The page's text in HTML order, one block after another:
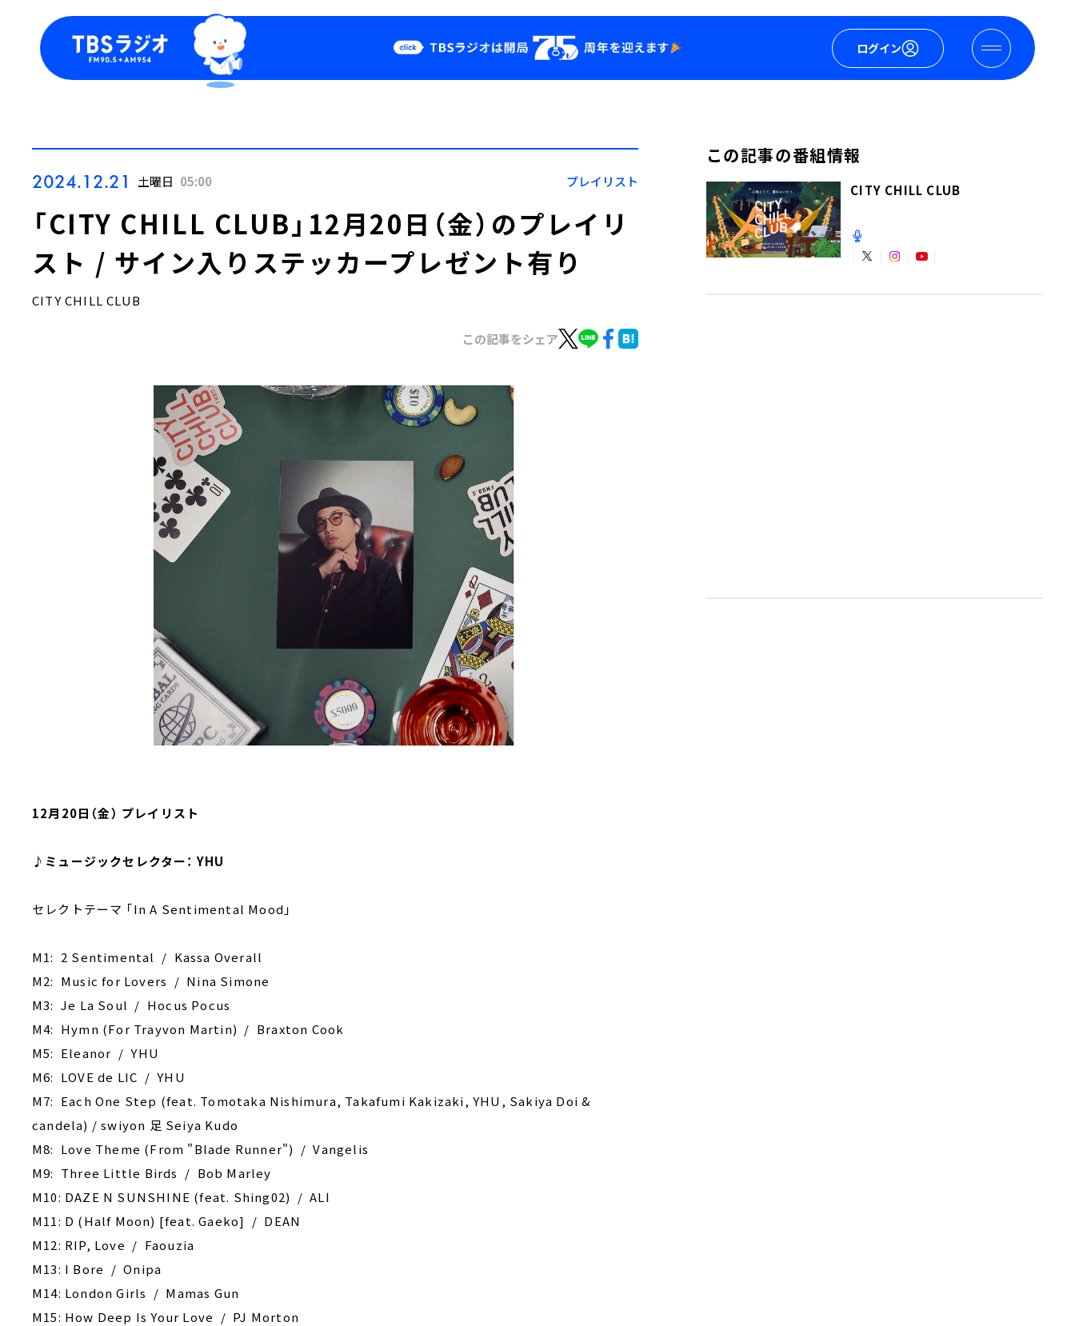
ログイン
Podcast
YouTube
会社情報
2024.12.21 土曜日 05:00 プレイリスト
「CITY CHILL CLUB」12月20日（金）のプレイリ
スト / サイン入りステッカープレゼント有り
CITY CHILL CLUB
この記事をシェア
12月20日（金） プレイリスト
♪ミュージックセレクター： YHU
セレクトテーマ ｢In A Sentimental Mood｣
M1: 2 Sentimental / Kassa Overall
M2: Music for Lovers / Nina Simone
M3: Je La Soul / Hocus Pocus
M4: Hymn (For Trayvon Martin) / Braxton Cook
M5: Eleanor / YHU
M6: LOVE de LIC / YHU
M7: Each One Step (feat. Tomotaka Nishimura, Takafumi Kakizaki, YHU, Sakiya Doi &
candela) / swiyon 足 Seiya Kudo
M8: Love Theme (From "Blade Runner") / Vangelis
M9: Three Little Birds / Bob Marley
M10: ‎DAZE N SUNSHINE (feat. Shing02) / ALI
M11: D (Half Moon) [feat. Gaeko] / DEAN
M12: RIP, Love / Faouzia
M13: ‎I Bore / Onipa
M14: London Girls / Mamas Gun
M15: How Deep Is Your Love / PJ Morton
この記事の番組情報
CITY CHILL CLUB